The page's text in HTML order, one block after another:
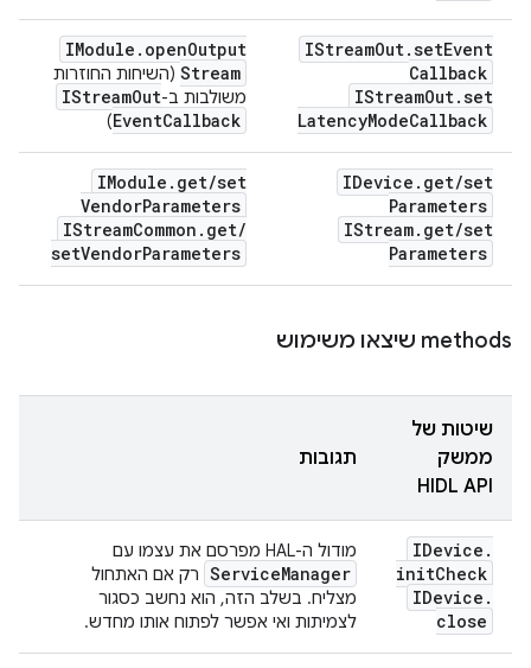
IStreamOut.setEvent
Callback
IStreamOut.set
LatencyModeCallback
IModule . openOutput
Stream (השיחות החוזרות
משולבות ב-
IStreamOut
EventCallback
)
IDevice . get/set
Parameters
IStream. get/set
Parameters
IModule . get/set
VendorParameters
IStreamCommon . get/
setVendorParameters
‫methods שיצאו משימוש
שיטות של
ממשק
HIDL API
תגובות
IDevice .
initCheck
IDevice .
close
מודול ה-HAL מפרסם את עצמו עם
ServiceManager
רק אם האתחול
מצליח. בשלב הזה, הוא נחשב כסגור
לצמיתות ואי אפשר לפתוח אותו מחדש.